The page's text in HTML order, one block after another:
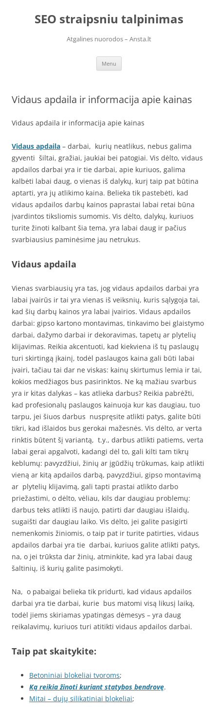
contentSEO straipsniu talpinimas
Atgalines nuorodos – Ansta.lt
Menu
Vidaus apdaila ir informacija apie kainas
Vidaus apdaila ir informacija apie kainas
Vidaus apdaila – darbai, kurių neatlikus, nebus galima
gyventi šiltai, gražiai, jaukiai bei patogiai. Vis dėlto, vidaus
apdailos darbai yra ir tie darbai, apie kuriuos, galima
kalbėti labai daug, o vienas iš dalykų, kurį taip pat būtina
aptarti, yra jų atlikimo kaina. Belieka tik pastebėti, kad
vidaus apdailos darbų kainos paprastai labai retai būna
įvardintos tiksliomis sumomis. Vis dėlto, dalykų, kuriuos
turite žinoti kalbant šia tema, yra labai daug ir pačius
svarbiausius paminėsime jau netrukus.
Vidaus apdaila
Vienas svarbiausių yra tas, jog vidaus apdailos darbai yra
labai įvairūs ir tai yra vienas iš veiksnių, kuris sąlygoja tai,
kad šių darbų kainos yra labai įvairios. Vidaus apdailos
darbai: gipso kartono montavimas, tinkavimo bei glaistymo
darbai, dažymo darbai ir dekoravimas, tapetų ar plytelių
klijavimas. Reikia akcentuoti, kad kiekviena iš tų paslaugų
turi skirtingą įkainį, todėl paslaugos kaina gali būti labai
įvairi, tačiau tai dar ne viskas: kainų skirtumus lemia ir tai,
kokios medžiagos bus pasirinktos. Ne ką mažiau svarbus
yra ir kitas dalykas – kas atlieka darbus? Reikia pabrėžti,
kad profesionalų paslaugos kainuoja kur kas daugiau, tuo
tarpu, jei šiuos darbus nuspręsite atlikti patys, galite būti
tikri, kad išlaidos bus gerokai mažesnės. Vis dėlto, ar verta
rinktis būtent šį variantą, t.y., darbus atlikti patiems, verta
labai gerai apgalvoti, kadangi dėl to, gali kilti tam tikrų
keblumų: pavyzdžiui, žinių ar įgūdžių trūkumas, kaip atlikti
vieną ar kitą apdailos darbą, pavyzdžiui, gipso montavimą
ar plytelių klijavimą, gali tapti prastai atlikto darbo
priežastimi, o dėlto, vėliau, kils dar daugiau problemų:
darbus teks atlikti iš naujo, patirti dar daugiau išlaidų,
sugaišti dar daugiau laiko. Vis dėlto, jei galite pasigirti
nemenkomis žiniomis, o taip pat ir turite patirties, vidaus
apdailos darbai yra tie darbai, kuriuos galite atlikti patys,
na, o jei trūksta dar žinių, atminkite, kad yra labai daug
šaltinių, iš kurių galite pasimokyti.
Na, o pabaigai belieka tik pridurti, kad vidaus apdailos
darbai yra tie darbai, kurie bus matomi visą likusį laiką,
todėl jiems skiriamas ypatingas dėmesys – yra daug
reikalavimų, kuriuos turi atitikti vidaus apdailos darbai.
Taip pat skaitykite:
Betoniniai blokeliai tvoroms;
Ką reikia žinoti kuriant statybos bendrovę.
Mitai – dujų silikatiniai blokeliai;